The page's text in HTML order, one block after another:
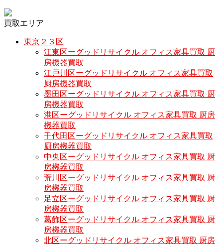
買取エリア
東京２３区
江東区ーグッドリサイクル オフィス家具買取 厨
房機器買取
江戸川区ーグッドリサイクル オフィス家具買取
厨房機器買取
墨田区ーグッドリサイクル オフィス家具買取 厨
房機器買取
港区ーグッドリサイクル オフィス家具買取 厨房
機器買取
千代田区ーグッドリサイクル オフィス家具買取
厨房機器買取
中央区ーグッドリサイクル オフィス家具買取 厨
房機器買取
荒川区ーグッドリサイクル オフィス家具買取 厨
房機器買取
足立区ーグッドリサイクル オフィス家具買取 厨
房機器買取
葛飾区ーグッドリサイクル オフィス家具買取 厨
房機器買取
北区ーグッドリサイクル オフィス家具買取 厨房